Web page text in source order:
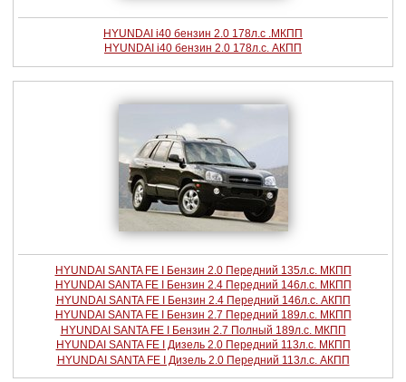
HYUNDAI i40 бензин 2.0 178л.с .МКПП
HYUNDAI i40 бензин 2.0 178л.с. АКПП
HYUNDAI SANTA FE I Бензин 2.0 Передний 135л.с. МКПП
HYUNDAI SANTA FE I Бензин 2.4 Передний 146л.с. МКПП
HYUNDAI SANTA FE I Бензин 2.4 Передний 146л.с. АКПП
HYUNDAI SANTA FE I Бензин 2.7 Передний 189л.с. МКПП
HYUNDAI SANTA FE I Бензин 2.7 Полный 189л.с. МКПП
HYUNDAI SANTA FE I Дизель 2.0 Передний 113л.с. МКПП
HYUNDAI SANTA FE I Дизель 2.0 Передний 113л.с. АКПП